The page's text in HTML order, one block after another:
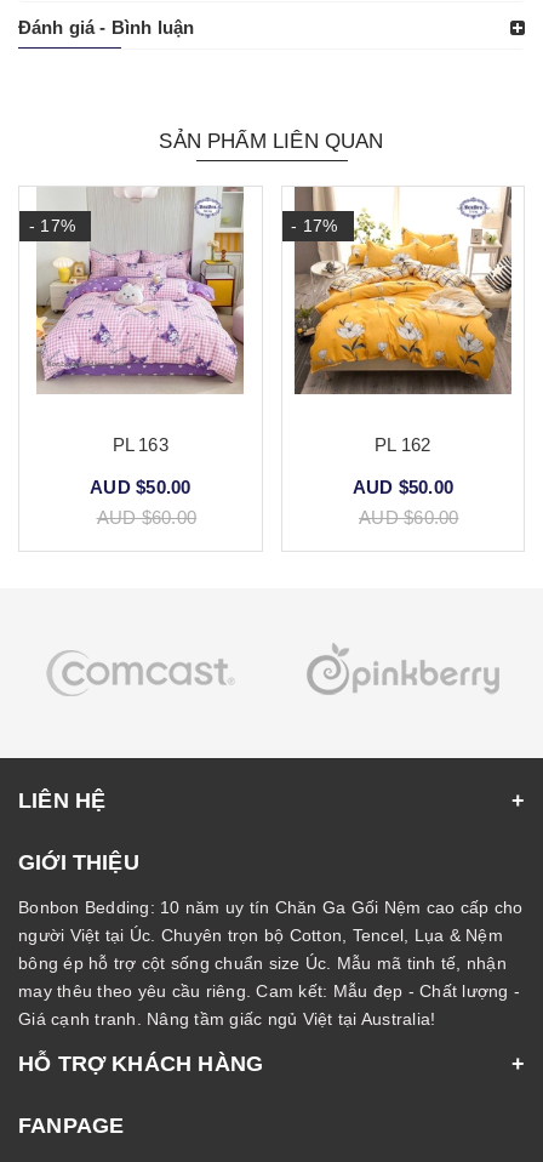
Đánh giá - Bình luận
SẢN PHẨM LIÊN QUAN
- 17%
PL 163
AUD $50.00
AUD $60.00
- 17%
PL 162
AUD $50.00
AUD $60.00
LIÊN HỆ
GIỚI THIỆU
Bonbon Bedding: 10 năm uy tín Chăn Ga Gối Nệm cao cấp cho
người Việt tại Úc. Chuyên trọn bộ Cotton, Tencel, Lụa & Nệm
bông ép hỗ trợ cột sống chuẩn size Úc. Mẫu mã tinh tế, nhận
may thêu theo yêu cầu riêng. Cam kết: Mẫu đẹp - Chất lượng -
Giá cạnh tranh. Nâng tầm giấc ngủ Việt tại Australia!
HỖ TRỢ KHÁCH HÀNG
FANPAGE